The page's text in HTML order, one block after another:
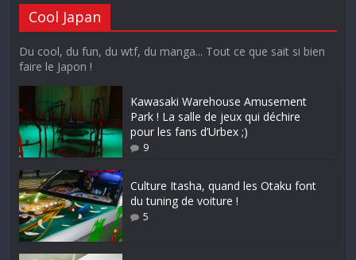
Cool Japan
Du cool, du fun, du wtf, du manga... Tout ce que sait si bien
faire le Japon !
Kawasaki Warehouse Amusement
Park ! La salle de jeux qui déchire
pour les fans d’Urbex ;)
9
Culture Itasha, quand les Otaku font
du tuning de voiture !
5